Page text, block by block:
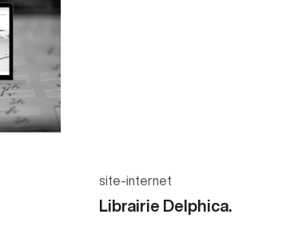
site-internet
Librairie Delphica.